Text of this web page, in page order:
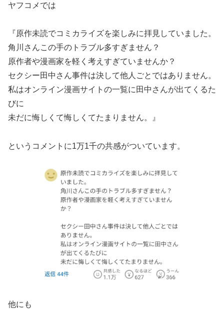
ヤフコメでは
『原作未読でコミカライズを楽しみに拝見していました。
角川さんこの手のトラブル多すぎません？
原作者や漫画家を軽く考えすぎていませんか？
セクシー田中さん事件は決して他人ごとではありません。
私はオンライン漫画サイトの一覧に田中さんが出てくるた
びに
未だに悔しくて悔しくてたまりません。』
というコメントに1万1千の共感がついています。
他にも